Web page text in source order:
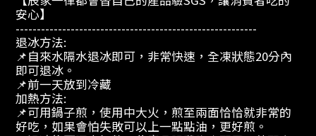
安心】
---------------------------------------------------------
退冰方法:
📌自來水隔水退冰即可，非常快速，全凍狀態20分內
即可退冰。
📌前一天放到冷藏
加熱方法:
📌可用鍋子煎，使用中大火，煎至兩面恰恰就非常的
好吃，如果會怕失敗可以上一點點油，更好煎。